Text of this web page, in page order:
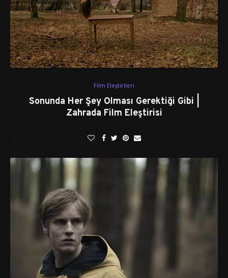
Film Eleştirileri
Sonunda Her Şey Olması Gerektiği Gibi |
Zahrada Film Eleştirisi